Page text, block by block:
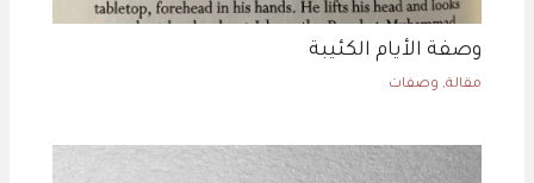
وصفة الأيام الكئيبة
مقالة, وصفات